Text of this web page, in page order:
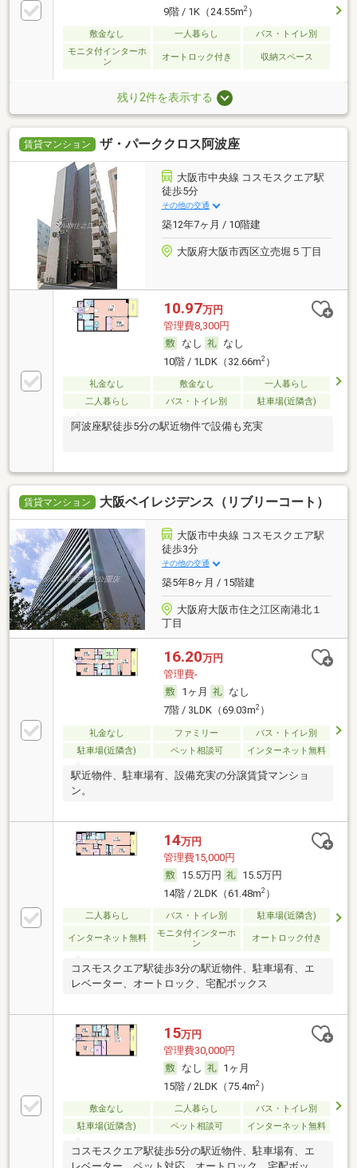
9階 / 1K（24.55m2）
敷金なし 一人暮らし
バス・トイレ別
モニタ付インターホ
ン
オートロック付き 収納スペース
残り2件を表示する
賃貸マンション ザ・パーククロス阿波座
大阪市中央線 コスモスクエア駅
徒歩5分
その他の交通
築12年7ヶ月 / 10階建
大阪府大阪市西区立売堀５丁目
10.97万円
管理費8,300円
なし
なし
10階 / 1LDK（32.66m2）
礼金なし 敷金なし
一人暮らし
二人暮らし
バス・トイレ別 駐車場(近隣含)
阿波座駅徒歩5分の駅近物件で設備も充実
賃貸マンション 大阪ベイレジデンス（リブリーコート）
大阪市中央線 コスモスクエア駅
徒歩3分
その他の交通
築5年8ヶ月 / 15階建
大阪府大阪市住之江区南港北１
丁目
16.20万円
管理費-
1ヶ月
なし
7階 / 3LDK（69.03m2）
礼金なし ファミリー
バス・トイレ別
駐車場(近隣含)
ペット相談可 インターネット無料
駅近物件、駐車場有、設備充実の分譲賃貸マンショ
ン。
14万円
管理費15,000円
15.5万円
15.5万円
14階 / 2LDK（61.48m2）
二人暮らし バス・トイレ別 駐車場(近隣含)
インターネット無料
モニタ付インターホ
ン
オートロック付き
コスモスクエア駅徒歩3分の駅近物件、駐車場有、エ
レベーター、オートロック、宅配ボックス
15万円
管理費30,000円
なし
1ヶ月
15階 / 2LDK（75.4m2）
敷金なし 二人暮らし
バス・トイレ別
駐車場(近隣含)
ペット相談可 インターネット無料
コスモスクエア駅徒歩5分の駅近物件、駐車場有、エ